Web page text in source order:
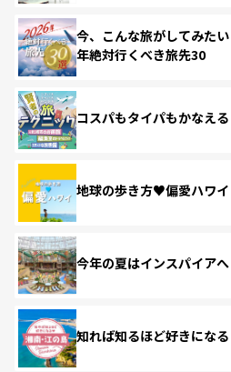
今、こんな旅がしてみた
年絶対行くべき旅先30
コスパもタイパもかなえ
地球の歩き方♥偏愛ハワイ
今年の夏はインスパイアへ
知れば知るほど好きにな